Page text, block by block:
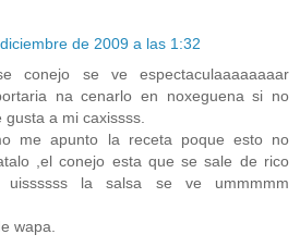
de 2009 a las 1:32
conejo se ve espectaculaaaaaaaar
na cenarlo en noxeguena si no
a mi caxissss.
me apunto la receta poque esto no
,el conejo esta que se sale de rico
la salsa se ve ummmmm
wapa.